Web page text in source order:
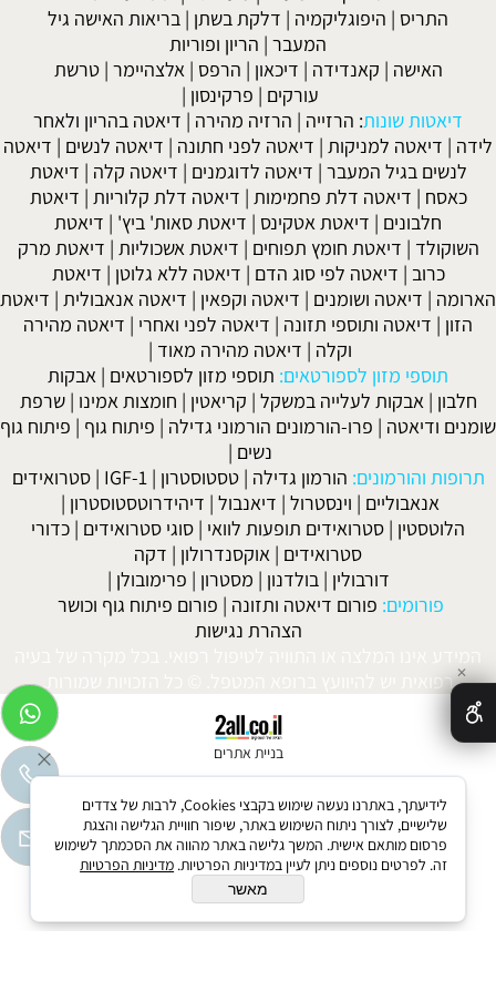
התריס | היפוגליקמיה | דלקת בשתן | בריאות האישה גיל
המעבר | הריון ופוריות
האישה | קאנדידה | דיכאון | הרפס | אלצהיימר |טרשת
עורקים | פרקינסון |
דיאטות שונות: הרזייה | הרזיה מהירה | דיאטה בהריון ולאחר
לידה | דיאטה למניקות | דיאטה לפני חתונה | דיאטה לנשים | דיאטה
לנשים בגיל המעבר | דיאטה לדוגמנים | דיאטה קלה | דיאטת
כאסח | דיאטה דלת פחמימות | דיאטה דלת קלוריות | דיאטת
חלבונים | דיאטת אטקינס | דיאטת סאות' ביץ' | דיאטת
השוקולד | דיאטת חומץ תפוחים | דיאטת אשכוליות | דיאטת מרק
כרוב | דיאטה לפי סוג הדם | דיאטה ללא גלוטן | דיאטת
הארומה | דיאטה ושומנים | דיאטה וקפאין | דיאטה אנאבולית | דיאטת
הזון | דיאטה ותוספי תזונה | דיאטה לפני ואחרי | דיאטה מהירה
וקלה | דיאטה מהירה מאוד |
תוספי מזון לספורטאים: תוספי מזון לספורטאים | אבקות
חלבון | אבקות לעלייה במשקל | קריאטין | חומצות אמינו |שרפת
שומנים ודיאטה | פרו-הורמונים הורמוני גדילה | פיתוח גוף | פיתוח גוף
נשים |
תרופות והורמונים: הורמון גדילה |טסטוסטרון |
IGF-1
|סטרואידים
אנאבוליים | וינסטרול | דיאנבול | דיהידרוטסטוסטרון |
הלוטסטין | סטרואידים תופעות לוואי | סוגי סטרואידים | כדורי
סטרואידים | אוקסנדרולון | דקה
דורבולין | בולדנון | מסטרון | פרימובולן |
פורומים: פורום דיאטה ותזונה | פורום פיתוח גוף וכושר
הצהרת נגישות
המידע אינו המלצה או התוויה לטיפול רפואי. בכל מקרה של בעיה
רפואית יש להיוועץ ברופא המטפל. © כל הזכויות שמורות.
בניית אתרים
✕
לידיעתך, באתרנו נעשה שימוש בקבצי Cookies, לרבות של צדדים
שלישיים, לצורך ניתוח השימוש באתר, שיפור חוויית הגלישה והצגת
פרסום מותאם אישית. המשך גלישה באתר מהווה את הסכמתך לשימוש
זה. לפרטים נוספים ניתן לעיין במדיניות הפרטיות. מדיניות הפרטיות
מאשר